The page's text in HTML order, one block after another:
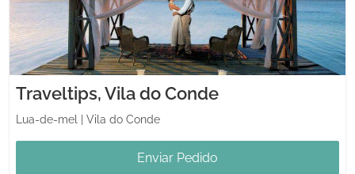
Traveltips, Vila do Conde
Lua-de-mel Vila do Conde
Enviar Pedido